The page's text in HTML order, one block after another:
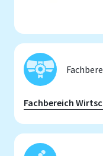
Fachbereich